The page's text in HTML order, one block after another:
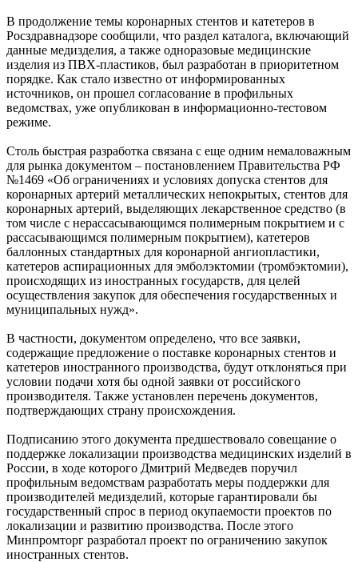
В продолжение темы коронарных стентов и катетеров в
Росздравнадзоре сообщили, что раздел каталога, включающий
данные медизделия, а также одноразовые медицинские
изделия из ПВХ-пластиков, был разработан в приоритетном
порядке. Как стало известно от информированных
источников, он прошел согласование в профильных
ведомствах, уже опубликован в информационно-тестовом
режиме.
Столь быстрая разработка связана с еще одним немаловажным
для рынка документом – постановлением Правительства РФ
№1469 «Об ограничениях и условиях допуска стентов для
коронарных артерий металлических непокрытых, стентов для
коронарных артерий, выделяющих лекарственное средство (в
том числе с нерассасывающимся полимерным покрытием и с
рассасывающимся полимерным покрытием), катетеров
баллонных стандартных для коронарной ангиопластики,
катетеров аспирационных для эмболэктомии (тромбэктомии),
происходящих из иностранных государств, для целей
осуществления закупок для обеспечения государственных и
муниципальных нужд».
В частности, документом определено, что все заявки,
содержащие предложение о поставке коронарных стентов и
катетеров иностранного производства, будут отклоняться при
условии подачи хотя бы одной заявки от российского
производителя. Также установлен перечень документов,
подтверждающих страну происхождения.
Подписанию этого документа предшествовало совещание о
поддержке локализации производства медицинских изделий в
России, в ходе которого Дмитрий Медведев поручил
профильным ведомствам разработать меры поддержки для
производителей медизделий, которые гарантировали бы
государственный спрос в период окупаемости проектов по
локализации и развитию производства. После этого
Минпромторг разработал проект по ограничению закупок
иностранных стентов.